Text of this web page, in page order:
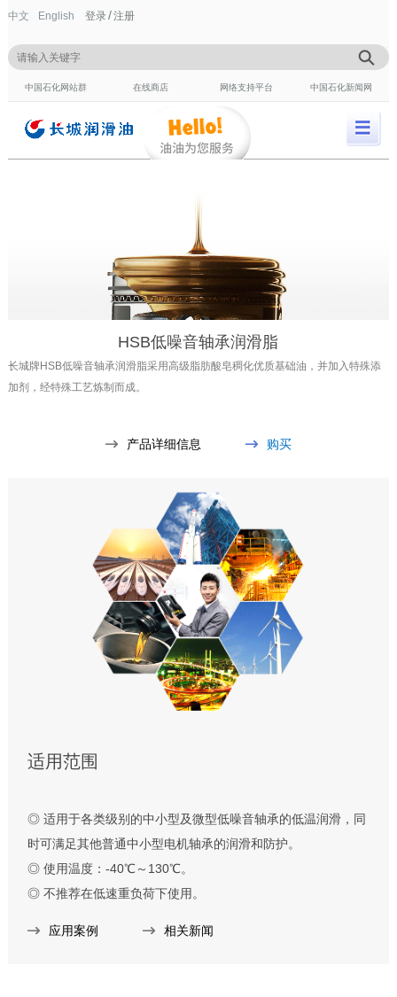
中文 English 登录/注册
中国石化网站群 在线商店 网络支持平台 中国石化新闻网
HSB低噪音轴承润滑脂
长城牌HSB低噪音轴承润滑脂采用高级脂肪酸皂稠化优质基础油，并加入特殊添
加剂，经特殊工艺炼制而成。
产品详细信息 购买
适用范围
◎ 适用于各类级别的中小型及微型低噪音轴承的低温润滑，同
时可满足其他普通中小型电机轴承的润滑和防护。
◎ 使用温度：-40℃～130℃。
◎ 不推荐在低速重负荷下使用。
应用案例 相关新闻